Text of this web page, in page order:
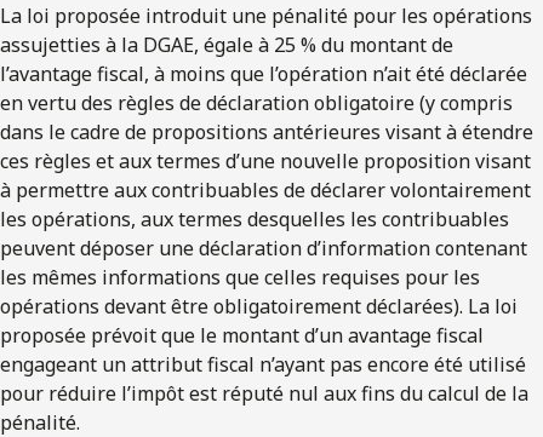
La loi proposée introduit une pénalité pour les opérations
assujetties à la DGAE, égale à 25 % du montant de
l’avantage fiscal, à moins que l’opération n’ait été déclarée
en vertu des règles de déclaration obligatoire (y compris
dans le cadre de propositions antérieures visant à étendre
ces règles et aux termes d’une nouvelle proposition visant
à permettre aux contribuables de déclarer volontairement
les opérations, aux termes desquelles les contribuables
peuvent déposer une déclaration d’information contenant
les mêmes informations que celles requises pour les
opérations devant être obligatoirement déclarées). La loi
proposée prévoit que le montant d’un avantage fiscal
engageant un attribut fiscal n’ayant pas encore été utilisé
pour réduire l’impôt est réputé nul aux fins du calcul de la
pénalité.